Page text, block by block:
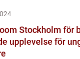
Stockholm för
upplevelse för